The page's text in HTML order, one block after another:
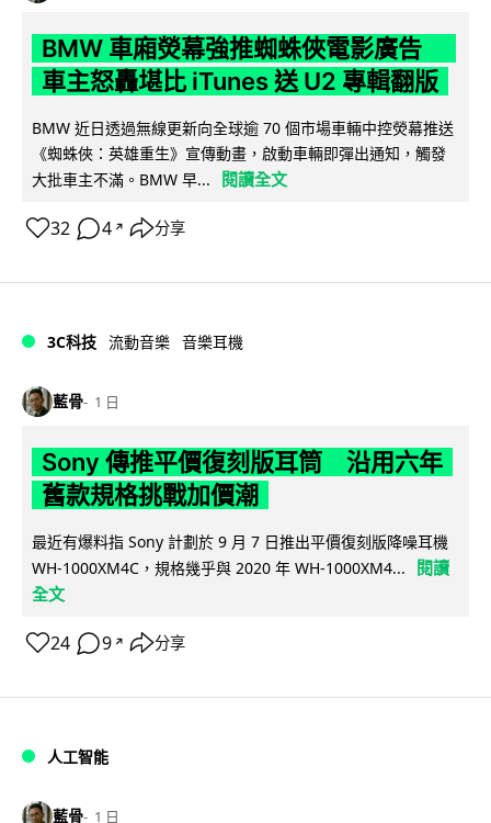
BMW 車廂熒幕強推蜘蛛俠電影廣告
車主怒轟堪比 iTunes 送 U2 專輯翻版
BMW 近日透過無線更新向全球逾 70 個市場車輛中控熒幕推送
《蜘蛛俠：英雄重生》宣傳動畫，啟動車輛即彈出通知，觸發
大批車主不滿。BMW 早...
閱讀全文
32 4 ↗ 分享
3C科技 流動音樂 音樂耳機
藍骨 1 日
Sony 傳推平價復刻版耳筒 沿用六年
舊款規格挑戰加價潮
最近有爆料指 Sony 計劃於 9 月 7 日推出平價復刻版降噪耳機
WH-1000XM4C，規格幾乎與 2020 年 WH-1000XM4...
閱讀
全文
24 9 ↗ 分享
人工智能
藍骨 1 日